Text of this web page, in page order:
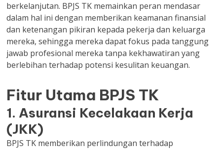
berkelanjutan. BPJS TK memainkan peran mendasar
dalam hal ini dengan memberikan keamanan finansial
dan ketenangan pikiran kepada pekerja dan keluarga
mereka, sehingga mereka dapat fokus pada tanggung
jawab profesional mereka tanpa kekhawatiran yang
berlebihan terhadap potensi kesulitan keuangan.
Fitur Utama BPJS TK
1. Asuransi Kecelakaan Kerja
(JKK)
BPJS TK memberikan perlindungan terhadap